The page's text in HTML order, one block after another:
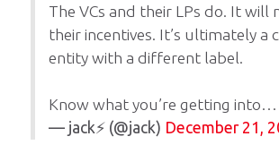
The VCs and their LPs do. It will
their incentives. It’s ultimately a
entity with a different label.
Know what you’re getting into…
— jack⚡️ (@jack) December 21,